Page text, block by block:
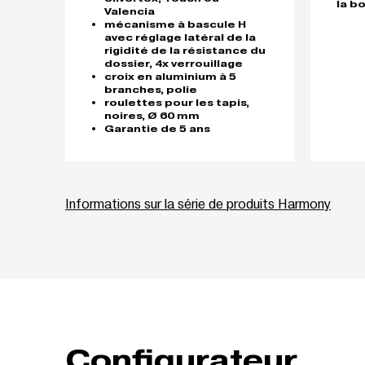
Valencia
mécanisme à bascule H
avec réglage latéral de la
rigidité de la résistance du
dossier, 4x verrouillage
croix en aluminium à 5
branches, polie
roulettes pour les tapis,
noires, Ø 60 mm
Garantie de 5 ans
la
Informations sur la série de produits Harmony